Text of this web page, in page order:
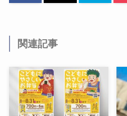
関連記事